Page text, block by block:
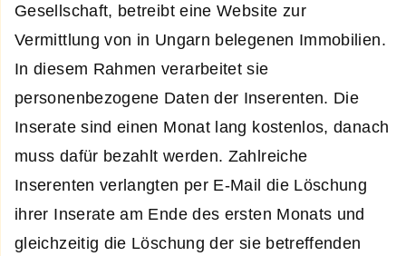
Gesellschaft, betreibt eine Website zur
Vermittlung von in Ungarn belegenen Immobilien.
In diesem Rahmen verarbeitet sie
personenbezogene Daten der Inserenten. Die
Inserate sind einen Monat lang kostenlos, danach
muss dafür bezahlt werden. Zahlreiche
Inserenten verlangten per E-Mail die Löschung
ihrer Inserate am Ende des ersten Monats und
gleichzeitig die Löschung der sie betreffenden